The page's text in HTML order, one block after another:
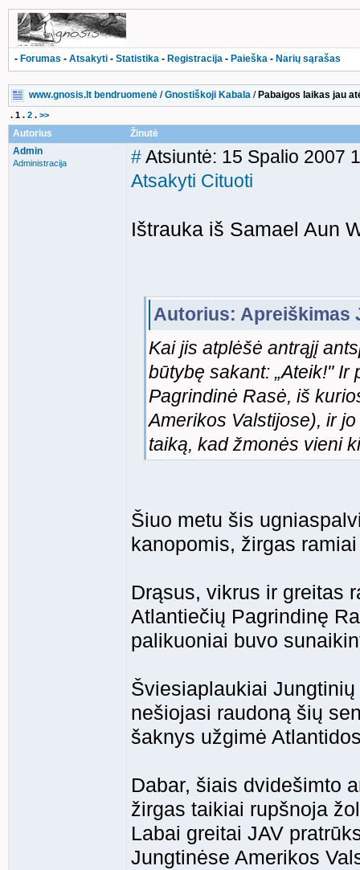
- Forumas - Atsakyti - Statistika - Registracija - Paieška - Narių sąrašas
www.gnosis.lt bendruomenė /Gnostiškoji Kabala / Pabaigos laikas jau
. 1 . 2 . >>
Autorius
Žinutė
Admin
Administracija # Atsiuntė: 15 Spalio 2007
Atsakyti Cituoti
Ištrauka iš Samael Aun
Autorius: Apreiškimas
Kai jis atplėšė antrąjį
būtybę sakant: „Ateik!"
Pagrindinė Rasė, iš
Amerikos Valstijose), ir
taiką, kad žmonės vieni
Šiuo metu šis
kanopomis, žirgas
Drąsus, vikrus ir greitas
Atlantiečių Pagrindinę
palikuoniai buvo
Šviesiaplaukiai
nešiojasi raudoną šių
šaknys užgimė
Dabar, šiais dvidešimto
žirgas taikiai rupšnoja
Labai greitai JAV
Jungtinėse Amerikos